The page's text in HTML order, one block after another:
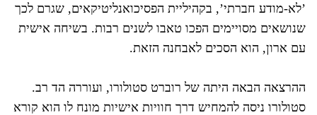
’לא-מודע חברתי’, בקהיליית הפסיכואנליטיקאים, שגרם לכך
שנושאים מסויימים הפכו טאבו לשנים רבות. בשיחה אישית
עם ארון, הוא הסכים לאבחנה הזאת.
ההרצאה הבאה היתה של רוברט סטולורו, ועוררה הד רב.
סטולורו ניסה להמחיש דרך חוויות אישיות מונח לו הוא קורא